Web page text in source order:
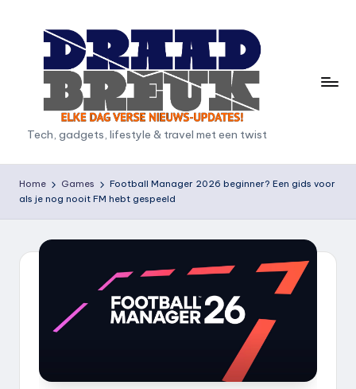
D
r
a
a
Tech, gadgets, lifestyle & travel met een twist
Home Games
Football Manager 2026 beginner? Een gids voor
als je nog nooit FM hebt gespeeld